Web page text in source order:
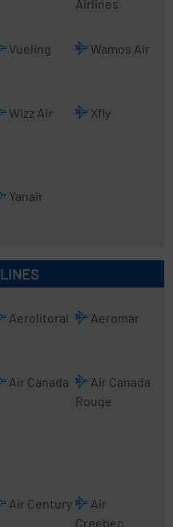
Airlines
Vueling Wamos Air
Wizz Air Xfly
Yanair
Aerolitoral Aeromar
Air Canada
Air Canada
Rouge
Air Century
Air
Creebec